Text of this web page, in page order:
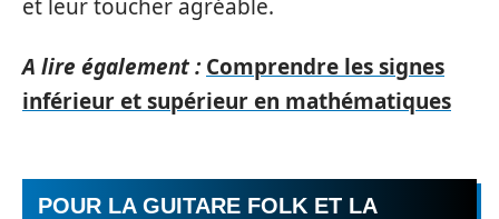
et leur toucher agréable.
A lire également : Comprendre les signes
inférieur et supérieur en mathématiques
POUR LA GUITARE FOLK ET LA